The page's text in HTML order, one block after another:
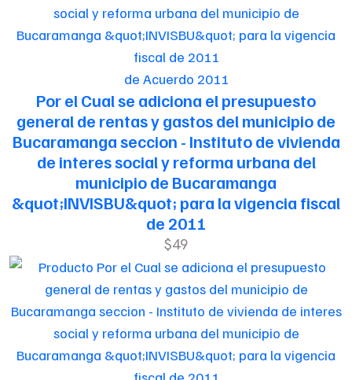
de Acuerdo 2011
Por el Cual se adiciona el presupuesto
general de rentas y gastos del municipio de
Bucaramanga seccion - Instituto de vivienda
de interes social y reforma urbana del
municipio de Bucaramanga
&quot;INVISBU&quot; para la vigencia fiscal
de 2011
$49